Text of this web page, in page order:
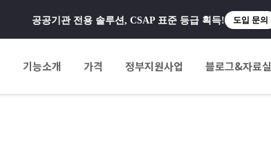
공공기관 전용 솔루션, CSAP 표준 등급 획득! 도입 문의
기능소개 가격 정부지원사업 블로그&자료실